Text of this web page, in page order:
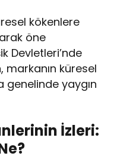
kökenlere
öne
Devletleri’nde
küresel
yaygın
İzleri: